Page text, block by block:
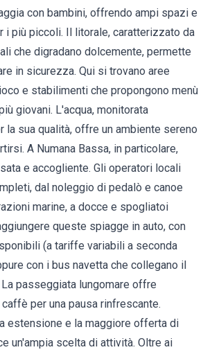
con bambini, offrendo ampi spazi e
i più piccoli. Il litorale, caratterizzato da
che digradano dolcemente, permette
in sicurezza. Qui si trovano aree
e stabilimenti che propongono menù
giovani. L'acqua, monitorata
la sua qualità, offre un ambiente sereno
A Numana Bassa, in particolare,
e accogliente. Gli operatori locali
dal noleggio di pedalò e canoe
marine, a docce e spogliatoi
queste spiagge in auto, con
(a tariffe variabili a seconda
con i bus navetta che collegano il
passeggiata lungomare offre
per una pausa rinfrescante.
estensione e la maggiore offerta di
un'ampia scelta di attività. Oltre ai